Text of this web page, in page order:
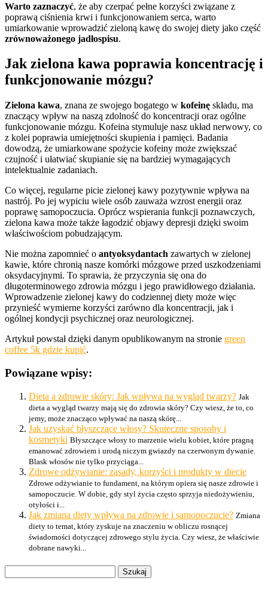
Warto zaznaczyć, że aby czerpać pełne korzyści związane z
poprawą ciśnienia krwi i funkcjonowaniem serca, warto
umiarkowanie wprowadzić zieloną kawę do swojej diety jako część
zrównoważonego jadłospisu.
Jak zielona kawa poprawia koncentrację i
funkcjonowanie mózgu?
Zielona kawa, znana ze swojego bogatego w kofeinę składu, ma
znaczący wpływ na naszą zdolność do koncentracji oraz ogólne
funkcjonowanie mózgu. Kofeina stymuluje nasz układ nerwowy, co
z kolei poprawia umiejętności skupienia i pamięci. Badania
dowodzą, że umiarkowane spożycie kofeiny może zwiększać
czujność i ułatwiać skupianie się na bardziej wymagających
intelektualnie zadaniach.
Co więcej, regularne picie zielonej kawy pozytywnie wpływa na
nastrój. Po jej wypiciu wiele osób zauważa wzrost energii oraz
poprawę samopoczucia. Oprócz wspierania funkcji poznawczych,
zielona kawa może także łagodzić objawy depresji dzięki swoim
właściwościom pobudzającym.
Nie można zapomnieć o antyoksydantach zawartych w zielonej
kawie, które chronią nasze komórki mózgowe przed uszkodzeniami
oksydacyjnymi. To sprawia, że przyczynia się ona do
długoterminowego zdrowia mózgu i jego prawidłowego działania.
Wprowadzenie zielonej kawy do codziennej diety może więc
przynieść wymierne korzyści zarówno dla koncentracji, jak i
ogólnej kondycji psychicznej oraz neurologicznej.
Artykuł powstał dzięki danym opublikowanym na stronie green
coffee 5k gdzie kupić.
Powiązane wpisy:
Dieta a zdrowie skóry: Jak wpływa na wygląd twarzy? Jak
dieta a wygląd twarzy mają się do zdrowia skóry? Czy wiesz, że to, co
jemy, może znacząco wpływać na naszą skórę...
Jak uzyskać błyszczące włosy? Skuteczne sposoby i
kosmetyki Błyszczące włosy to marzenie wielu kobiet, które pragną
emanować zdrowiem i urodą niczym gwiazdy na czerwonym dywanie.
Blask włosów nie tylko przyciąga...
Zdrowe odżywianie: zasady, korzyści i produkty w diecie
Zdrowe odżywianie to fundament, na którym opiera się nasze zdrowie i
samopoczucie. W dobie, gdy styl życia często sprzyja niedożywieniu,
otyłości i...
Jak zmiana diety wpływa na zdrowie i samopoczucie? Zmiana
diety to temat, który zyskuje na znaczeniu w obliczu rosnącej
świadomości dotyczącej zdrowego stylu życia. Czy wiesz, że właściwie
dobrane nawyki...